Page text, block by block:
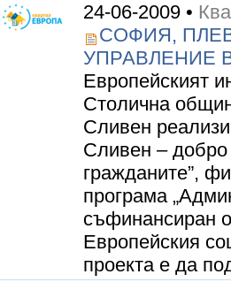
24-06-2009 •
СОФИЯ,
УПРАВЛЕНИЕ
Европейският
Столична
Сливен
Сливен – добро
гражданите”,
програма
съфинансиран
Европейския
проекта е да